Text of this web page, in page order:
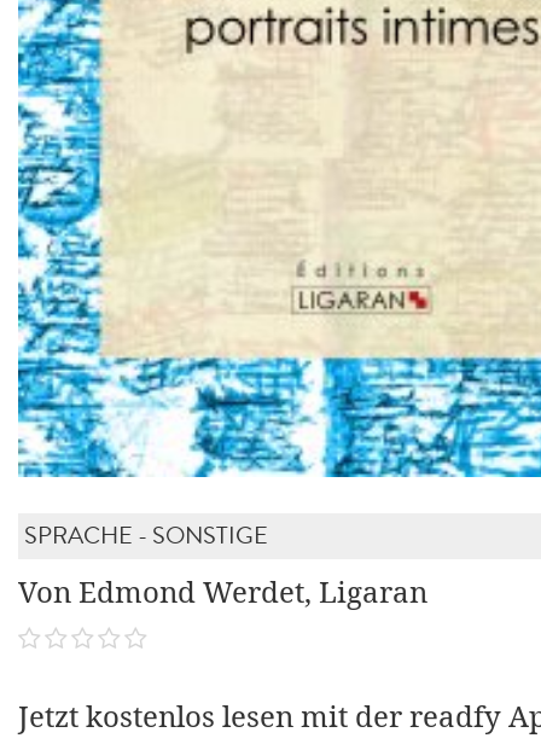
SPRACHE - SONSTIGE
Von Edmond Werdet, Ligaran
Jetzt kostenlos lesen mit der readfy